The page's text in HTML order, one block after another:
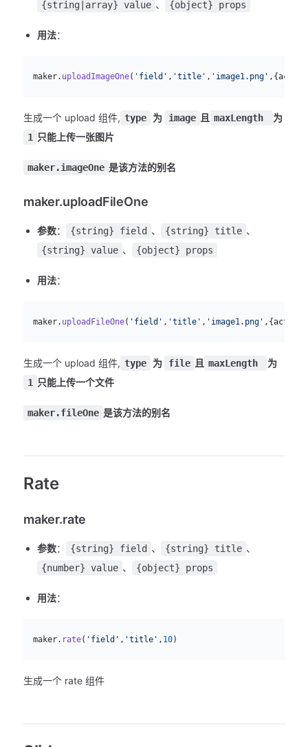
{string|array} value 、 {object} props
用法：
  maker.
uploadImageOne( 'field' , 'title' , 'image1.png'
生成一个 upload 组件, type 为 image 且 maxLength 为
1 只能上传一张图片
maker.imageOne 是该方法的别名
maker.uploadFileOne
参数： {string} field 、 {string} title 、
{string} value 、 {object} props
用法：
  maker.
uploadFileOne( 'field' , 'title' , 'image1.png' ,{action:
生成一个 upload 组件, type 为 file 且 maxLength 为
1 只能上传一个文件
maker.fileOne 是该方法的别名
Rate
maker.rate
参数： {string} field 、 {string} title 、
{number} value 、 {object} props
用法：
  maker.
rate( 'field' , 'title' , 10)
生成一个 rate 组件